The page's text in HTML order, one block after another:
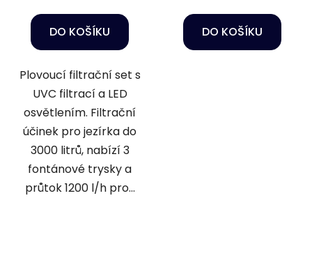
DO KOŠÍKU
Plovoucí filtrační set s
UVC filtrací a LED
osvětlením. Filtrační
účinek pro jezírka do
3000 litrů, nabízí 3
fontánové trysky a
průtok 1200 l/h pro...
DO KOŠÍKU